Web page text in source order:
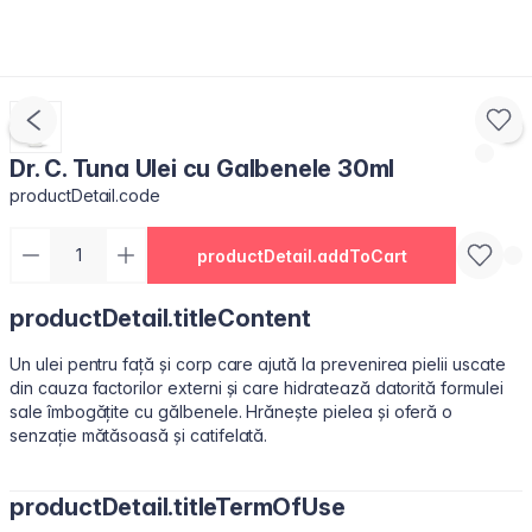
Dr. C. Tuna Ulei cu Galbenele 30ml
productDetail.code
productDetail.addToCart
productDetail.titleContent
Un ulei pentru față și corp care ajută la prevenirea pielii uscate
din cauza factorilor externi și care hidratează datorită formulei
sale îmbogățite cu gălbenele. Hrănește pielea și oferă o
senzație mătăsoasă și catifelată.
productDetail.titleTermOfUse